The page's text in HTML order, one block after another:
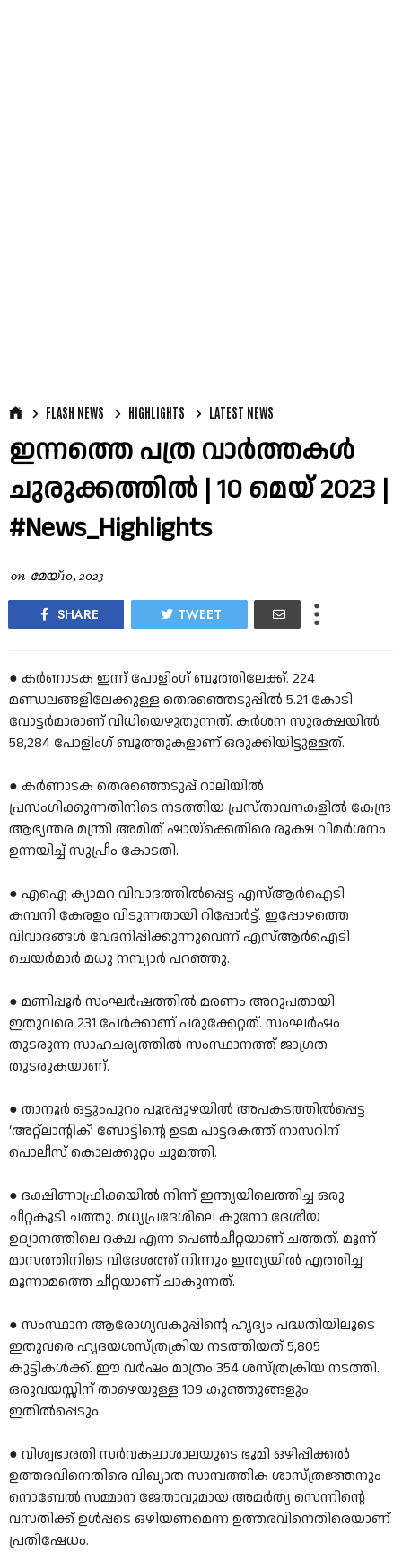
FLASH NEWS HIGHLIGHTS LATEST NEWS
ഇന്നത്തെ പത്ര വാർത്തകൾ
ചുരുക്കത്തിൽ | 10 മെയ് 2023 |
#News_Highlights
on മേയ് 10, 2023
SHARE TWEET
● കര്‍ണാടക ഇന്ന് പോളിംഗ് ബൂത്തിലേക്ക്. 224
മണ്ഡലങ്ങളിലേക്കുള്ള തെരഞ്ഞെടുപ്പില്‍ 5.21 കോടി
വോട്ടര്‍മാരാണ് വിധിയെഴുതുന്നത്. കര്‍ശന സുരക്ഷയില്‍
58,284 പോളിംഗ് ബൂത്തുകളാണ് ഒരുക്കിയിട്ടുള്ളത്.
● കർണാടക തെരഞ്ഞെടുപ്പ് റാലിയിൽ
പ്രസംഗിക്കുന്നതിനിടെ നടത്തിയ പ്രസ്താവനകളിൽ കേന്ദ്ര
ആഭ്യന്തര മന്ത്രി അമിത് ഷായ്‌ക്കെതിരെ രൂക്ഷ വിമർശനം
ഉന്നയിച്ച് സുപ്രീം കോടതി.
● എഐ ക്യാമറ വിവാദത്തില്‍പ്പെട്ട എസ്ആര്‍ഐടി
കമ്പനി കേരളം വിടുന്നതായി റിപ്പോര്‍ട്ട്. ഇപ്പോഴത്തെ
വിവാദങ്ങള്‍ വേദനിപ്പിക്കുന്നുവെന്ന് എസ്ആര്‍ഐടി
ചെയര്‍മാര്‍ മധു നമ്പ്യാര്‍ പറഞ്ഞു.
● മണിപ്പൂര്‍ സംഘര്‍ഷത്തില്‍ മരണം അറുപതായി.
ഇതുവരെ 231 പേര്‍ക്കാണ് പരുക്കേറ്റത്. സംഘര്‍ഷം
തുടരുന്ന സാഹചര്യത്തില്‍ സംസ്ഥാനത്ത് ജാഗ്രത
തുടരുകയാണ്.
● താനൂർ ഒട്ടുംപുറം പൂരപ്പുഴയിൽ അപകടത്തിൽപ്പെട്ട
‘അറ്റ്‌ലാന്റിക്‌’ ബോട്ടിന്റെ ഉടമ പാട്ടരകത്ത്‌ നാസറിന്‌
പൊലീസ്‌ കൊലക്കുറ്റം ചുമത്തി.
● ദക്ഷിണാഫ്രിക്കയിൽ നിന്ന്‌ ഇന്ത്യയിലെത്തിച്ച ഒരു
ചീറ്റകൂടി ചത്തു. മധ്യപ്രദേശിലെ കുനോ ദേശീയ
ഉദ്യാനത്തിലെ ദക്ഷ എന്ന പെൺചീറ്റയാണ്‌ ചത്തത്‌. മൂന്ന്
മാസത്തിനിടെ വിദേശത്ത് നിന്നും ഇന്ത്യയിൽ എത്തിച്ച
മൂന്നാമത്തെ ചീറ്റയാണ് ചാകുന്നത്.
● സംസ്ഥാന ആരോഗ്യവകുപ്പിന്റെ ഹൃദ്യം പദ്ധതിയിലൂടെ
ഇതുവരെ ഹൃദയശസ്‌ത്രക്രിയ നടത്തിയത്‌ 5,805
കുട്ടികൾക്ക്. ഈ വർഷം മാത്രം 354 ശസ്‌ത്രക്രിയ നടത്തി.
ഒരുവയസ്സിന് താഴെയുള്ള 109 കുഞ്ഞുങ്ങളും
ഇതിൽപ്പെടും.
● വിശ്വഭാരതി സർ‍വകലാശാലയുടെ ഭൂമി ഒഴിപ്പിക്കൽ
ഉത്തരവിനെതിരെ വിഖ്യാത സാമ്പത്തിക ശാസ്ത്രജ്ഞനും
നൊബേൽ സമ്മാന ജേതാവുമായ അമർത്യ സെന്നിന്റെ
വസതിക്ക് ഉൾപ്പടെ ഒഴിയണമെന്ന ഉത്തരവിനെതിരെയാണ്
പ്രതിഷേധം.